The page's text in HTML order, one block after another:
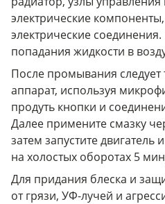
электрические
электрические
попадания жидкости в
После промывания
аппарат, используя
продуть кнопки и
Далее примените смазку
затем запустите двигатель
на холостых оборотах 5
Для придания блеска и
от грязи, УФ-лучей и